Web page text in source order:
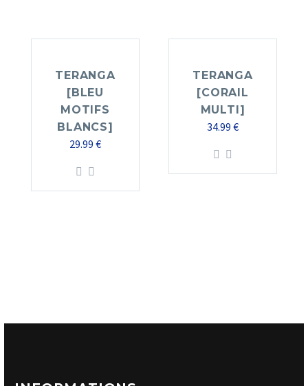
TERANGA
[BLEU
MOTIFS
BLANCS]
29.99 €
TERANGA
[CORAIL
MULTI]
34.99 €